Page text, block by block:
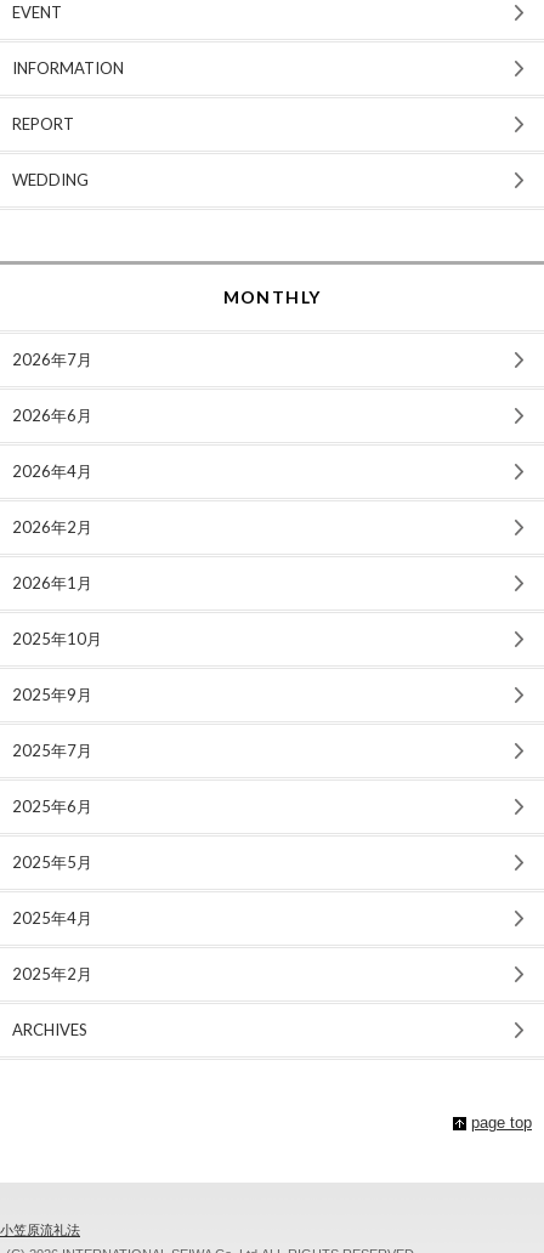
EVENT
INFORMATION
REPORT
WEDDING
MONTHLY
2026年7月
2026年6月
2026年4月
2026年2月
2026年1月
2025年10月
2025年9月
2025年7月
2025年6月
2025年5月
2025年4月
2025年2月
ARCHIVES
page top
小笠原流礼法